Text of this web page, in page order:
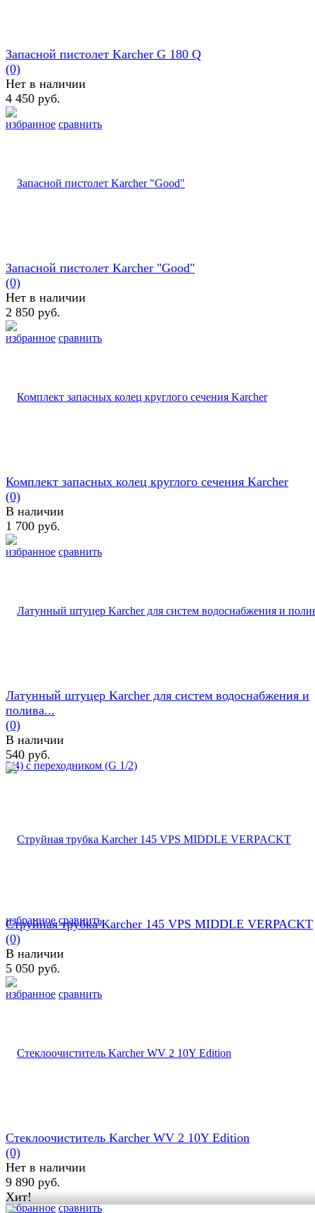
избранное сравнить
Запасной пистолет Karcher G 180 Q
(0)
Нет в наличии
4 450 руб.
избранное сравнить
Запасной пистолет Karcher "Good"
(0)
Нет в наличии
2 850 руб.
избранное сравнить
Комплект запасных колец круглого сечения Karcher
(0)
В наличии
1 700 руб.
избранное сравнить
Латунный штуцер Karcher для систем водоснабжения и
полива...
(0)
В наличии
540 руб.
избранное сравнить
Струйная трубка Karcher 145 VPS MIDDLE VERPACKT
(0)
В наличии
5 050 руб.
избранное сравнить
Стеклоочиститель Karcher WV 2 10Y Edition
(0)
Нет в наличии
9 890 руб.
Хит! Задать вопрос